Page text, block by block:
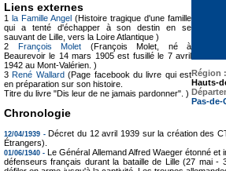
Région :
Hauts-
Pas-de-
Liens externes
1 la Famille Angel (Histoire tragique d'une famille
qui a tenté d'échapper à son destin en se
sauvant de Lille, vers la Loire Atlantique )
2 François Molet (François Molet, né à
Beaurevoir le 14 mars 1905 est fusillé le 7 avril
1942 au Mont-Valérien. )
3René Wallard(Page facebook du livre qui est
en préparation sur son histoire.
Titre du livre "Dis leur de ne jamais pardonner". )
Chronologie
12/04/1939 - Décret du 12 avril 1939 sur la création des
Étrangers).
01/06/1940 - Le Général Allemand Alfred Waeger étonné
défenseurs français durant la bataille de Lille (27 mai -